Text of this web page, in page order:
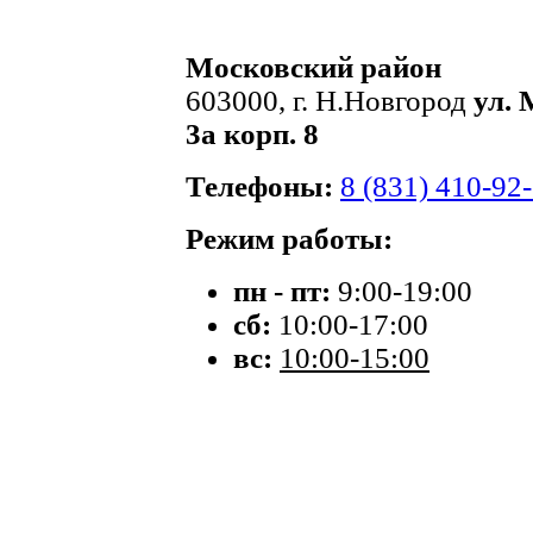
Московский район
603000, г. Н.Новгород ул.
3а корп. 8
Телефоны: 8 (831) 410-
Режим работы:
пн - пт: 9:00-19:00
сб: 10:00-17:00
вс: 10:00-15:00